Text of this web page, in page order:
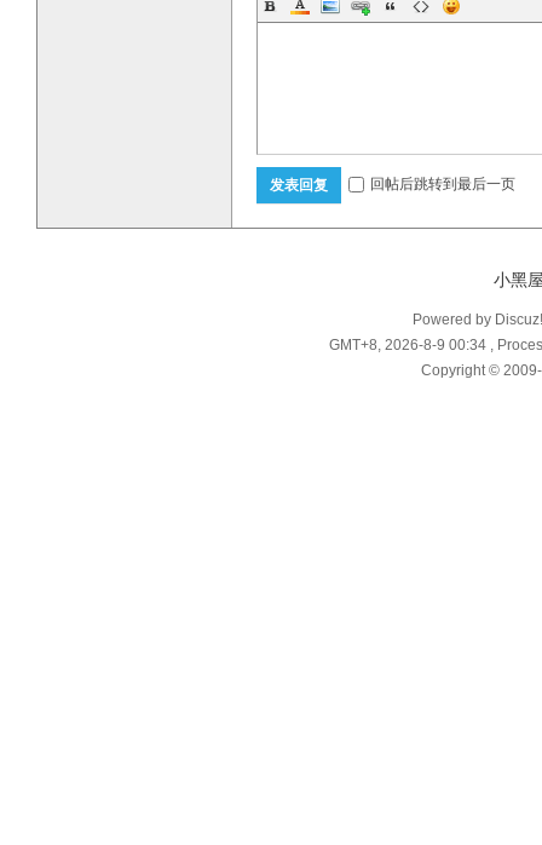
发表回复 回帖后跳转到最后一页
小黑
Powered by
GMT+8, 2026-8-9 00:34 ,
Copyright ©